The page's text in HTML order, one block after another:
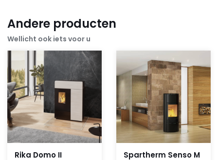
Andere producten
Wellicht ook iets voor u
Rika Domo II
Spartherm Senso M